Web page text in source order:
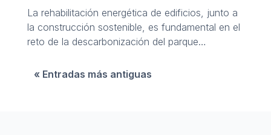
La rehabilitación energética de edificios, junto a
la construcción sostenible, es fundamental en el
reto de la descarbonización del parque
« Entradas más antiguas